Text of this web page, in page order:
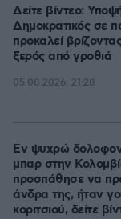
Δείτε βίντεο:
Δημοκρατικός σε
προκαλεί
ξερός από γροθιά
05.08.2026, 21:28
Εν ψυχρώ
μπαρ στην
προσπάθησε να
άνδρα της, ήταν
κοριτσιού, δείτε